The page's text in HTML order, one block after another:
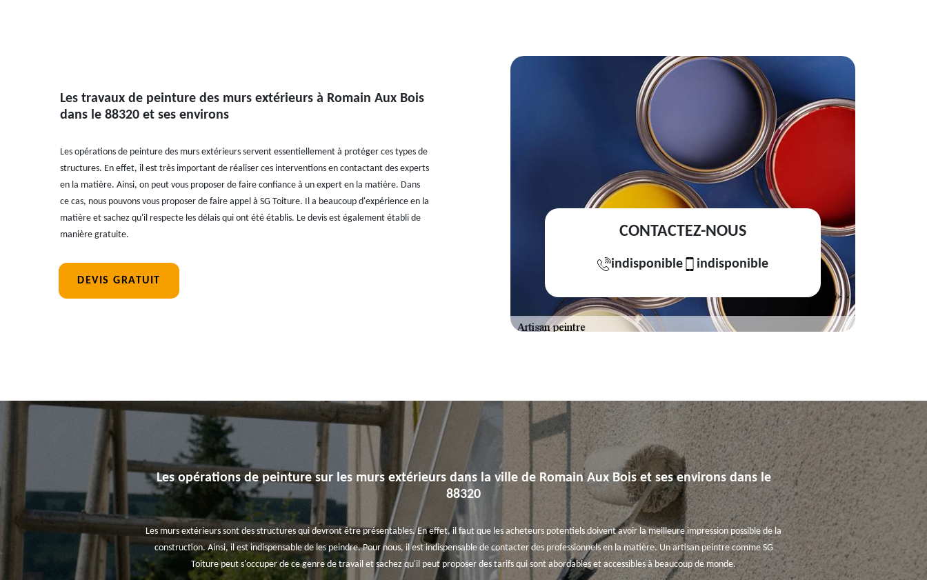
Les travaux de peinture des murs extérieurs à Romain Aux Bois
dans le 88320 et ses environs
Les opérations de peinture des murs extérieurs servent essentiellement à protéger ces types de
structures. En effet, il est très important de réaliser ces interventions en contactant des experts
en la matière. Ainsi, on peut vous proposer de faire confiance à un expert en la matière. Dans
ce cas, nous pouvons vous proposer de faire appel à SG Toiture. Il a beaucoup d'expérience en la
matière et sachez qu'il respecte les délais qui ont été établis. Le devis est également établi de
manière gratuite.
DEVIS GRATUIT
CONTACTEZ-NOUS
indisponible indisponible
Les opérations de peinture sur les murs extérieurs dans la ville de Romain Aux Bois et ses environs dans le
88320
Les murs extérieurs sont des structures qui devront être présentables. En effet, il faut que les acheteurs potentiels doivent avoir la meilleure impression possible de la
construction. Ainsi, il est indispensable de les peindre. Pour nous, il est indispensable de contacter des professionnels en la matière. Un artisan peintre comme SG
Toiture peut s'occuper de ce genre de travail et sachez qu'il peut proposer des tarifs qui sont abordables et accessibles à beaucoup de monde.